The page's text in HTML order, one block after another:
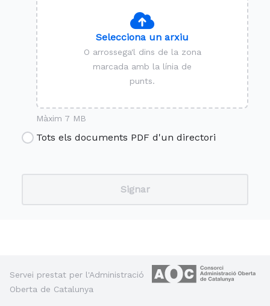
Selecciona un arxiu
O arrossega'l dins de la zona
marcada amb la línia de
punts.
Màxim 7 MB
Tots els documents PDF d'un directori
Servei prestat per l'Administració
Oberta de Catalunya